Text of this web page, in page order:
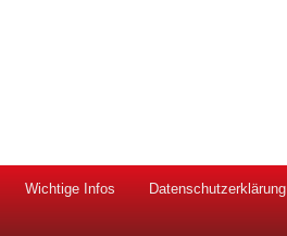
Wichtige Infos Datenschutzerklärung